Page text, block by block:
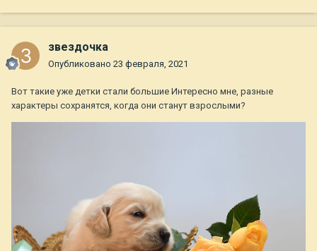
звездочка
Опубликовано 23 февраля, 2021
Вот такие уже детки стали большие Интересно мне, разные
характеры сохранятся, когда они станут взрослыми?